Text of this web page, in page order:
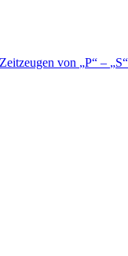
Zeitzeugen von P – S